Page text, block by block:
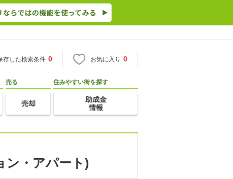
存した検索条件 0 お気に入り 0
売る
売却
住みやすい街を探す
助成金
情報
ン・アパート)